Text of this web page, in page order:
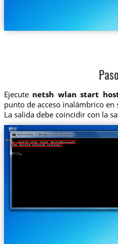
Ejecute netsh wlan start
punto de acceso inalámbrico en
La salida debe coincidir con la